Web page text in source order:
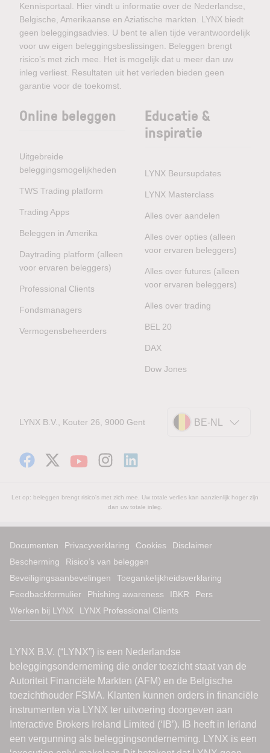
Kennisportaal. Hier vindt u informatie over de Nederlandse,
Belgische, Amerikaanse en Aziatische markten. LYNX biedt
geen beleggingsadvies. U bent te allen tijde verantwoordelijk
voor uw eigen beleggingsbeslissingen. Beleggen brengt
risico’s met zich mee. Het is mogelijk dat u meer dan uw
inleg verliest. Resultaten uit het verleden bieden geen
garantie voor de toekomst.
Online beleggen
Uitgebreide
beleggingsmogelijkheden
TWS Trading platform
Trading Apps
Beleggen in Amerika
Daytrading platform (alleen
voor ervaren beleggers)
Professional Clients
Fondsmanagers
Vermogensbeheerders
Educatie &
inspiratie
LYNX Beursupdates
LYNX Masterclass
Alles over aandelen
Alles over opties (alleen
voor ervaren beleggers)
Alles over futures (alleen
voor ervaren beleggers)
Alles over trading
BEL 20
DAX
Dow Jones
LYNX B.V., Kouter 26, 9000 Gent BE-NL
Let op: beleggen brengt risico's met zich mee. Uw totale verlies kan aanzienlijk hoger zijn
dan uw totale inleg.
Documenten Privacyverklaring Cookies
Disclaimer
Bescherming
Risico’s van beleggen
Beveiligingsaanbevelingen
Toegankelijkheidsverklaring
Feedbackformulier
Phishing awareness IBKR
Pers
Werken bij LYNX
LYNX Professional Clients